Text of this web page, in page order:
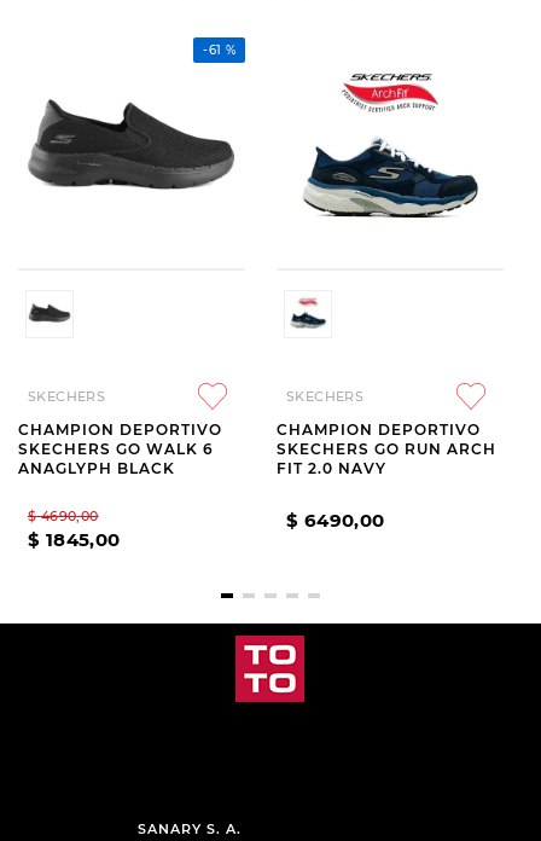
-61 %
SKECHERS
CHAMPION DEPORTIVO
SKECHERS GO WALK 6
ANAGLYPH BLACK
$ 4690,00
$ 1845,00
SKECHERS
CHAMPION DEPORTIVO
SKECHERS GO RUN ARCH
FIT 2.0 NAVY
$ 6490,00
SANARY S. A.